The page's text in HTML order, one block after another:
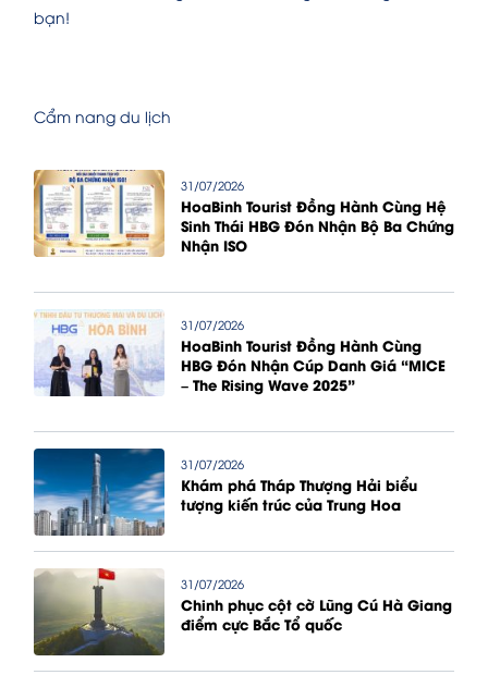
bạn!
Cẩm nang du lịch
31/07/2026
HoaBinh Tourist Đồng Hành Cùng Hệ
Sinh Thái HBG Đón Nhận Bộ Ba Chứng
Nhận ISO
31/07/2026
HoaBinh Tourist Đồng Hành Cùng
HBG Đón Nhận Cúp Danh Giá “MICE
– The Rising Wave 2025”
31/07/2026
Khám phá Tháp Thượng Hải biểu
tượng kiến trúc của Trung Hoa
31/07/2026
Chinh phục cột cờ Lũng Cú Hà Giang
điểm cực Bắc Tổ quốc